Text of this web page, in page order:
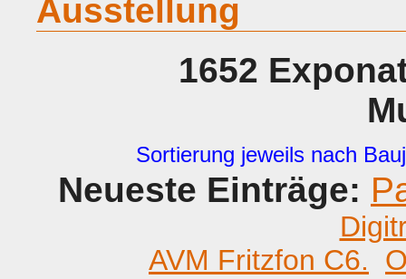
Ausstellung
1652
Sortierung jeweils nach
Neueste Einträge:
AVM Fritzfon C6.